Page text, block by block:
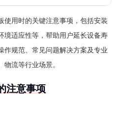
使用时的关键注意事项，包括安装
境适应性等，帮助用户延长设备寿
作规范、常见问题解决方案及专业
流等行业场景。
注意事项